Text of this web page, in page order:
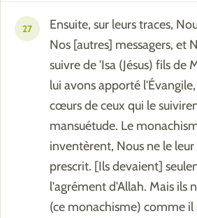
27
Ensuite, sur leurs traces,
Nos [autres] messagers, et
suivre de 'Isa (Jésus) fils de
lui avons apporté
cœurs de ceux qui le
mansuétude. Le
inventèrent, Nous ne le
prescrit. [Ils devaient]
l'agrément d'Allah. Mais ils
(ce monachisme) comme il